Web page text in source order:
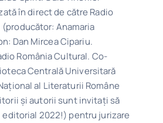
în direct de către Radio
Anamaria
Dan Mircea Cipariu.
România Cultural. Co-
Centrală Universitară
al Literaturii Române
și autorii sunt invitați să
2022!) pentru jurizare